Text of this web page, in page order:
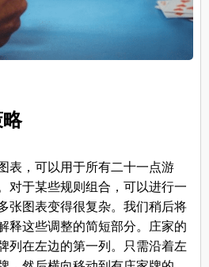
表，可以用于所有二十一点游
对于某些规则组合，可以进行一
张图表变得很复杂。我们稍后将
释这些调整的简短部分。庄家的
列在左边的第一列。只需沿着左